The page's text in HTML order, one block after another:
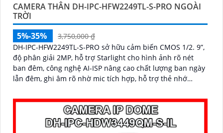
CAMERA THÂN DH-IPC-HFW2249TL-S-PRO NGOÀI
TRỜI
5%-35%
3,750,000 ₫
DH-IPC-HFW2249TL-S-PRO sở hữu cảm biến CMOS 1/2. 9”,
độ phân giải 2MP, hỗ trợ Starlight cho hình ảnh rõ nét
ban đêm, công nghệ AI-ISP nâng cao chất lượng ban ngày
lẫn đêm, ghi âm rõ nhờ mic tích hợp, hỗ trợ thẻ nhớ